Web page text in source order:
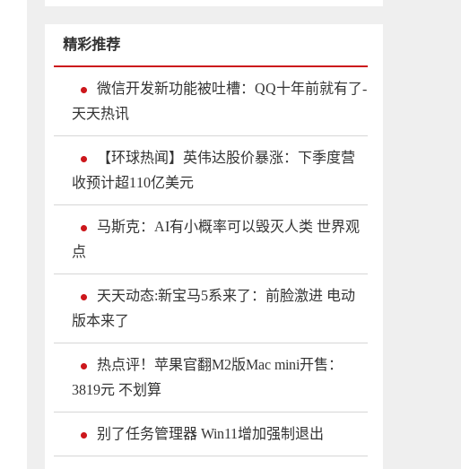
精彩推荐
微信开发新功能被吐槽：QQ十年前就有了-
天天热讯
【环球热闻】英伟达股价暴涨：下季度营
收预计超110亿美元
马斯克：AI有小概率可以毁灭人类 世界观
点
天天动态:新宝马5系来了：前脸激进 电动
版本来了
热点评！苹果官翻M2版Mac mini开售：
3819元 不划算
别了任务管理器 Win11增加强制退出